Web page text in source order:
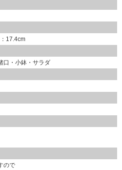
17.4cm
口・小鉢・サラダ
ので